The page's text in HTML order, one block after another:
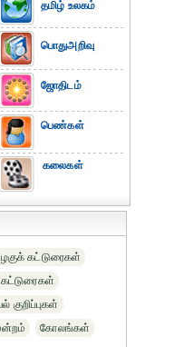
தமிழ் உலகம்
பொதுஅறிவு
ஜோதிடம்
பெண்கள்
கலைகள்
கட்டுரைகள்
குறிப்புகள்
கோலங்கள்